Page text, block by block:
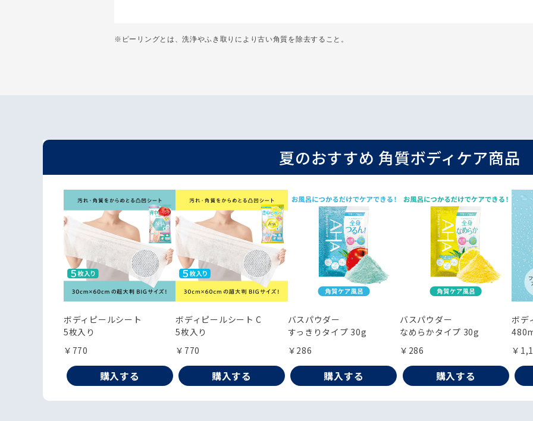
※ピーリングとは、洗浄やふき取りにより古い角質を除去すること。
夏のおすすめ 角質ボディケア商品
ボディピールシート
5枚入り
￥770
購入する
ボディピールシート C
5枚入り
￥770
購入する
バスパウダー
すっきりタイプ 30g
￥286
購入する
バスパウダー
なめらかタイプ 30g
￥286
購入する
ボデ
￥